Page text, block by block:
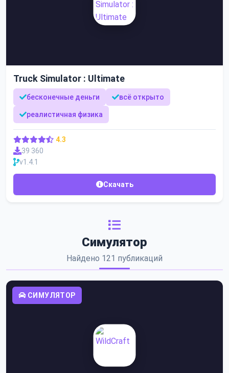
Truck Simulator : Ultimate
бесконечные деньги всё открыто
реалистичная физика
4.3
39 360
v1.4.1
Скачать
Симулятор
Найдено 121 публикаций
СИМУЛЯТОР